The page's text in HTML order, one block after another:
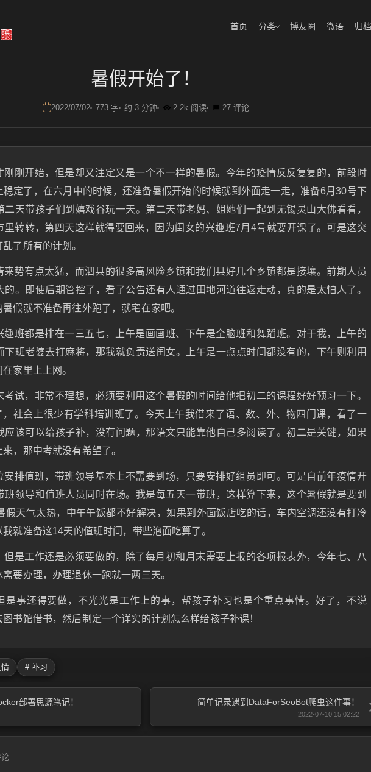
首页 分类 博友圈 微语 归档
暑假开始了！
2022/07/02 773 字 约 3 分钟 2.2k 阅读 27 评论
刚刚开始，但是却又注定又是一个不一样的暑假。今年的疫情反反复复的，前段时
稳定了，在六月中的时候，还准备暑假开始的时候就到外面走一走，准备6月30号下
二天带孩子们到嬉戏谷玩一天。第二天带老妈、姐她们一起到无锡灵山大佛看看，
里转转，第四天这样就得要回来，因为闺女的兴趣班7月4号就要开课了。可是这突
了所有的计划。
来势有点太猛，而泗县的很多高风险乡镇和我们县好几个乡镇都是接壤。前期人员
的。即使后期管控了，看了公告还有人通过田地河道往返走动，真的是太怕人了。
假就不准备再往外跑了，就宅在家吧。
趣班都是排在一三五七，上午是画画班、下午是全脑班和舞蹈班。对于我，上午的
下班老婆去打麻将，那我就负责送闺女。上午是一点点时间都没有的，下午则利用
家里上上网。
考试，非常不理想，必须要利用这个暑假的时间给他把初二的课程好好预习一下。
社会上很少有学科培训班了。今天上午我借来了语、数、外、物四门课，看了一
应该可以给孩子补，没有问题，那语文只能靠他自己多阅读了。初二是关键，如果
，那中考就没有希望了。
安排值班，带班领导基本上不需要到场，只要安排好组员即可。可是自前年疫情开
班领导和值班人员同时在场。我是每五天一带班，这样算下来，这个暑假就是要到
假天气太热，中午午饭都不好解决，如果到外面饭店吃的话，车内空调还没有打冷
就准备这14天的值班时间，带些泡面吃算了。
但是工作还是必须要做的，除了每月初和月末需要上报的各项报表外，今年七、八
要办理，办理退休一跑就一两三天。
是事还得要做，不光光是工作上的事，帮孩子补习也是个重点事情。好了，不说
书馆借书，然后制定一个详实的计划怎么样给孩子补课！
# 补习
部署思源笔记！ 简单记录遇到DataForSeoBot爬虫这件事！
2022-07-10 15:02:22